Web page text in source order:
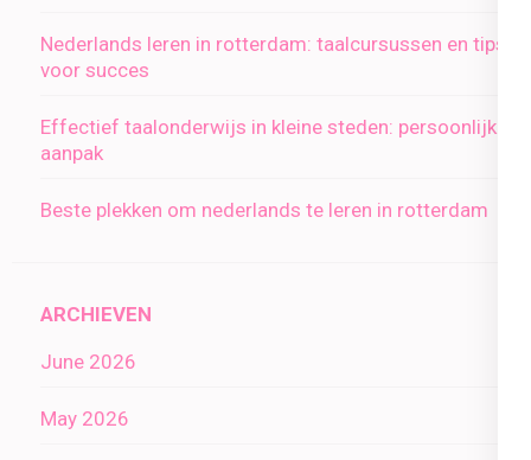
Nederlands leren in rotterdam: taalcursussen en tips
voor succes
Effectief taalonderwijs in kleine steden: persoonlijke
aanpak
Beste plekken om nederlands te leren in rotterdam
ARCHIEVEN
June 2026
May 2026